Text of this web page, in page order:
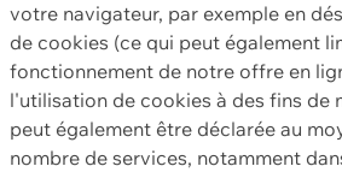
votre navigateur, par exemple en
de cookies (ce qui peut également
fonctionnement de notre offre en
l'utilisation de cookies à des fins de
peut également être déclarée au
nombre de services, notamment